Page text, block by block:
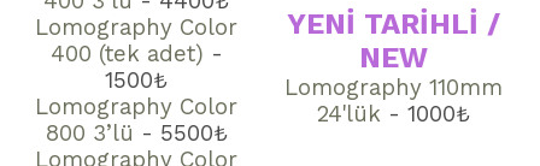
Lomography Color
400 (tek adet) -
1500₺
Lomography Color
800 3’lü - 5500₺
Lomography Color
YENİ TARİHLİ /
NEW
Lomography 110mm
24'lük - 1000₺